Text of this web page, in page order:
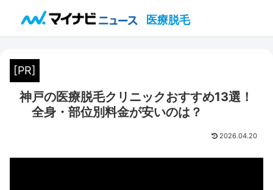
医療脱毛
[PR]
神戸の医療脱毛クリニックおすすめ13選！
全身・部位別料金が安いのは？
2026.04.20